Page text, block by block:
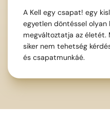
A Kell egy csapat! egy
egyetlen döntéssel olyan
megváltoztatja az életét.
siker nem tehetség
és csapatmunkáé.